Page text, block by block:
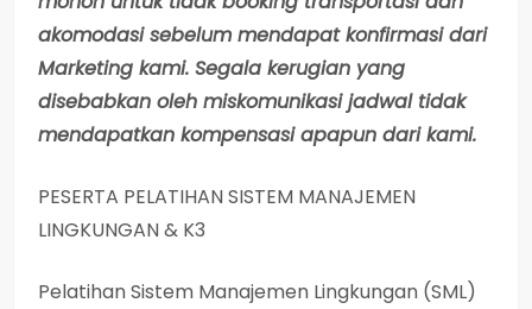
akomodasi sebelum mendapat konfirmasi dari
Marketing kami. Segala kerugian yang
disebabkan oleh miskomunikasi jadwal tidak
mendapatkan kompensasi apapun dari kami.
PESERTA PELATIHAN SISTEM MANAJEMEN
LINGKUNGAN & K3
Pelatihan Sistem Manajemen Lingkungan (SML)